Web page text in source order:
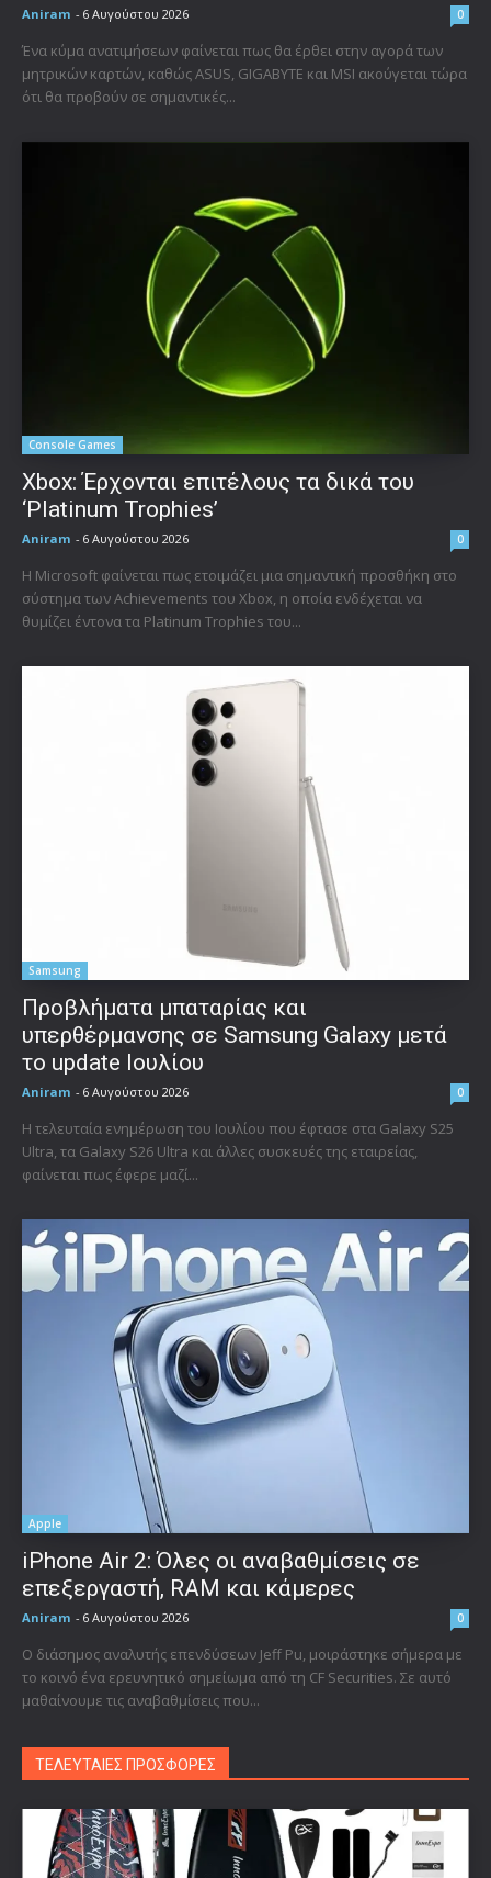
Aniram - 6 Αυγούστου 2026 0
Ένα κύμα ανατιμήσεων φαίνεται πως θα έρθει στην αγορά των
μητρικών καρτών, καθώς ASUS, GIGABYTE και MSI ακούγεται τώρα
ότι θα προβούν σε σημαντικές...
Console Games
Xbox: Έρχονται επιτέλους τα δικά του
‘Platinum Trophies’
Aniram - 6 Αυγούστου 2026 0
Η Microsoft φαίνεται πως ετοιμάζει μια σημαντική προσθήκη στο
σύστημα των Achievements του Xbox, η οποία ενδέχεται να
θυμίζει έντονα τα Platinum Trophies του...
Samsung
Προβλήματα μπαταρίας και
υπερθέρμανσης σε Samsung Galaxy μετά
το update Ιουλίου
Aniram - 6 Αυγούστου 2026 0
Η τελευταία ενημέρωση του Ιουλίου που έφτασε στα Galaxy S25
Ultra, τα Galaxy S26 Ultra και άλλες συσκευές της εταιρείας,
φαίνεται πως έφερε μαζί...
Apple
iPhone Air 2: Όλες οι αναβαθμίσεις σε
επεξεργαστή, RAM και κάμερες
Aniram - 6 Αυγούστου 2026 0
Ο διάσημος αναλυτής επενδύσεων Jeff Pu, μοιράστηκε σήμερα με
το κοινό ένα ερευνητικό σημείωμα από τη CF Securities. Σε αυτό
μαθαίνουμε τις αναβαθμίσεις που...
ΤΕΛΕΥΤΑΙΕΣ ΠΡΟΣΦΟΡΕΣ